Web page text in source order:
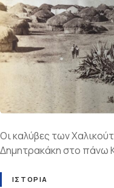
ε
ν
ο
Οι καλύβες των
Δημητρακάκη στο πάνω
ΙΣΤΟΡΊΑ